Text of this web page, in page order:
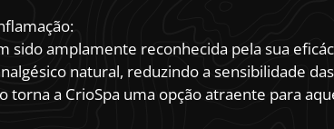
sido amplamente reconhecida pela sua
natural, reduzindo a sensibilidade
torna a CrioSpa uma opção atraente para